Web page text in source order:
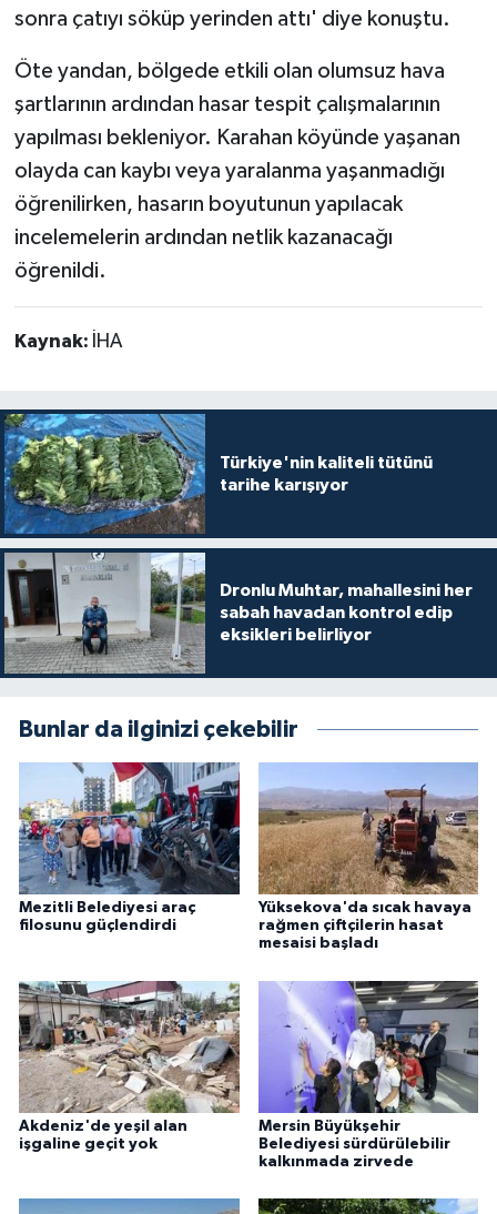
sonra çatıyı söküp yerinden attı' diye konuştu.
Öte yandan, bölgede etkili olan olumsuz hava
şartlarının ardından hasar tespit çalışmalarının
yapılması bekleniyor. Karahan köyünde yaşanan
olayda can kaybı veya yaralanma yaşanmadığı
öğrenilirken, hasarın boyutunun yapılacak
incelemelerin ardından netlik kazanacağı
öğrenildi.
Kaynak: İHA
Türkiye'nin kaliteli tütünü
tarihe karışıyor
Dronlu Muhtar, mahallesini her
sabah havadan kontrol edip
eksikleri belirliyor
Bunlar da ilginizi çekebilir
Mezitli Belediyesi araç
filosunu güçlendirdi
Yüksekova'da sıcak havaya
rağmen çiftçilerin hasat
mesaisi başladı
Akdeniz'de yeşil alan
işgaline geçit yok
Mersin Büyükşehir
Belediyesi sürdürülebilir
kalkınmada zirvede